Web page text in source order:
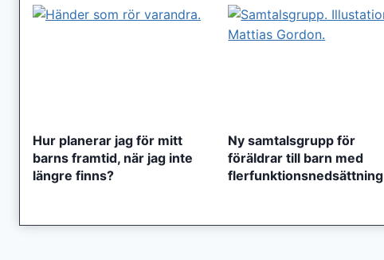
Hur planerar jag för mitt
barns framtid, när jag inte
längre finns?
Ny samtalsgrupp för
föräldrar till barn med
flerfunktionsnedsättning